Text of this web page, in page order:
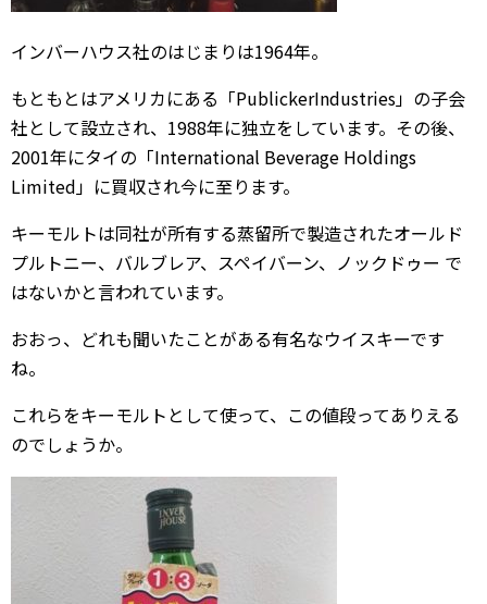
インバーハウス社のはじまりは1964年。
もともとはアメリカにある「PublickerIndustries」の子会
社として設立され、1988年に独立をしています。その後、
2001年にタイの「International Beverage Holdings
Limited」に買収され今に至ります。
キーモルトは同社が所有する蒸留所で製造されたオールド
プルトニー、バルブレア、スペイバーン、ノックドゥー で
はないかと言われています。
おおっ、どれも聞いたことがある有名なウイスキーです
ね。
これらをキーモルトとして使って、この値段ってありえる
のでしょうか。